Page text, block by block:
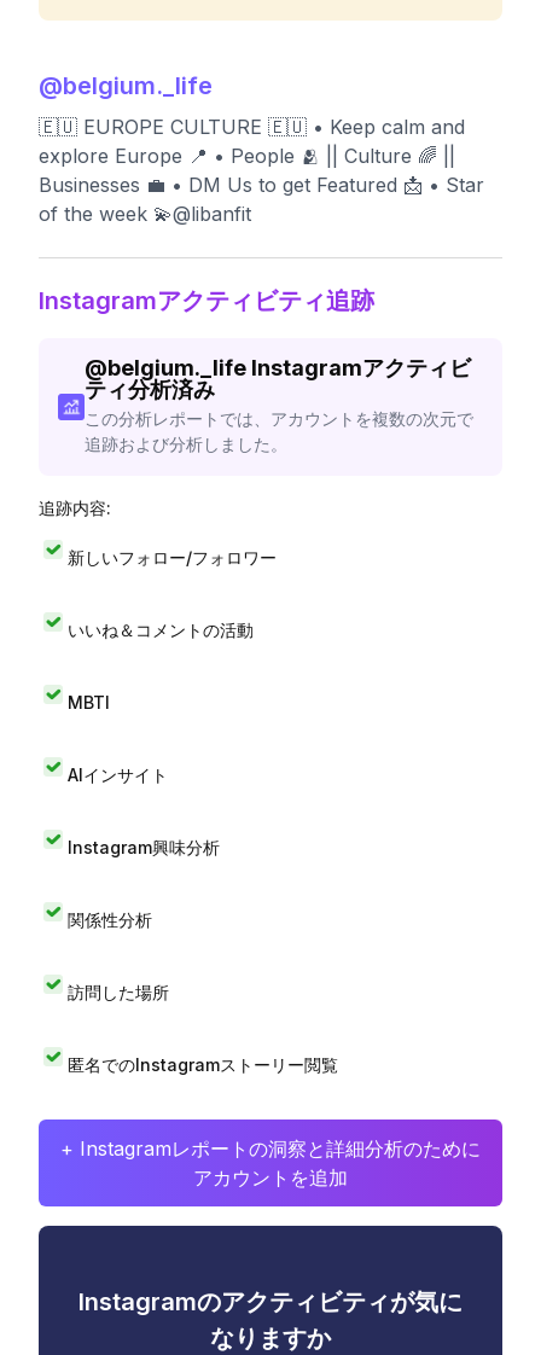
@belgium._life
🇪🇺 EUROPE CULTURE 🇪🇺 • Keep calm and
explore Europe 📍 • People 🫂 || Culture 🌈 ||
Businesses 💼 • DM Us to get Featured 📩 • Star
of the week 💫@libanfit
Instagramアクティビティ追跡
@belgium._life Instagramアクティビ
ティ分析済み
この分析レポートでは、アカウントを複数の次元で
追跡および分析しました。
追跡内容:
新しいフォロー/フォロワー
いいね＆コメントの活動
MBTI
AIインサイト
Instagram興味分析
関係性分析
訪問した場所
匿名でのInstagramストーリー閲覧
+ Instagramレポートの洞察と詳細分析のために
アカウントを追加
Instagramのアクティビティが気に
なりますか